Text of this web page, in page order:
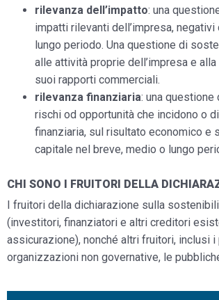
rilevanza dell’impatto: una
impatti rilevanti dell’impresa,
lungo periodo. Una questione di
alle attività proprie dell’impresa e
suoi rapporti commerciali.
rilevanza finanziaria: una
rischi od opportunità che incidono o
finanziaria, sul risultato economico e
capitale nel breve, medio o lungo
CHI SONO I FRUITORI DELLA
I fruitori della dichiarazione sulla
(investitori, finanziatori e altri creditori
assicurazione), nonché altri fruitori, inclusi
organizzazioni non governative, le